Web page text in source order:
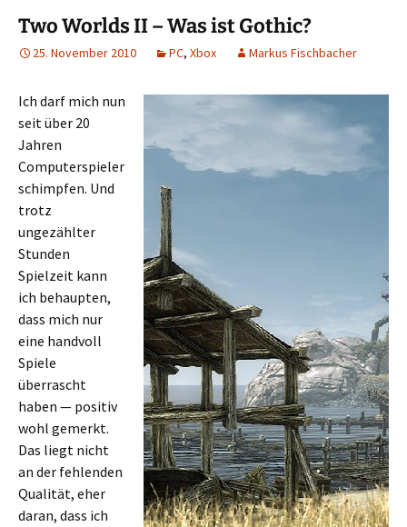
Two Worlds II – Was ist Gothic?
25. November 2010 PC, Xbox Markus Fischbacher
Ich darf mich nun
seit über 20
Jahren
Computerspieler
schimpfen. Und
trotz
ungezählter
Stunden
Spielzeit kann
ich behaupten,
dass mich nur
eine handvoll
Spiele
überrascht
haben — positiv
wohl gemerkt.
Das liegt nicht
an der fehlenden
Qualität, eher
daran, dass ich